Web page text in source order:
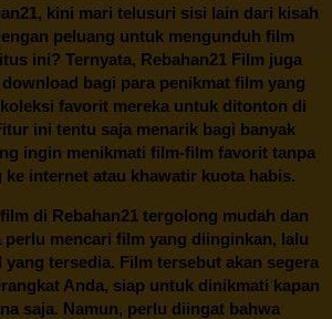
, kini mari telusuri sisi lain dari kisah
peluang untuk mengunduh film
ini? Ternyata, Rebahan21 Film juga
bagi para penikmat film yang
favorit mereka untuk ditonton di
ini tentu saja menarik bagi banyak
ingin menikmati film-film favorit tanpa
internet atau khawatir kuota habis.
di Rebahan21tergolong mudah dan
perlu mencari film yang diinginkan, lalu
tersedia. Film tersebut akan segera
Anda, siap untuk dinikmati kapan
saja. Namun, perlu diingat bahwa